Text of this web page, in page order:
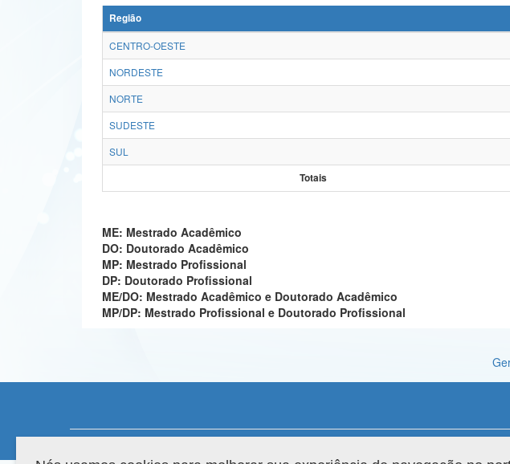
Região
CENTRO-OESTE
NORDESTE
NORTE
SUDESTE
SUL
Totais
ME: Mestrado Acadêmico
DO: Doutorado Acadêmico
MP: Mestrado Profissional
DP: Doutorado Profissional
ME/DO: Mestrado Acadêmico e Doutorado Acadêmico
MP/DP: Mestrado Profissional e Doutorado Profissional